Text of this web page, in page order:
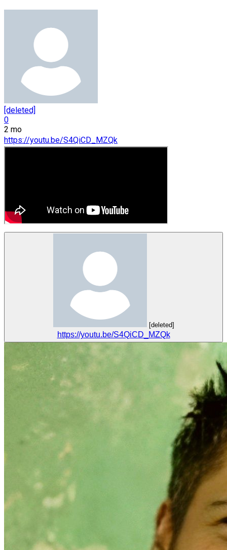
[deleted]
0
2 mo
https://youtu.be/S4QiCD_MZQk
[deleted]
https://youtu.be/S4QiCD_MZQk